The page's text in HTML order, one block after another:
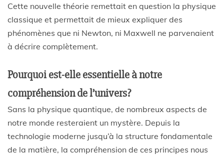
Cette nouvelle théorie remettait en question la physique
classique et permettait de mieux expliquer des
phénomènes que ni Newton, ni Maxwell ne parvenaient
à décrire complètement.
Pourquoi est-elle essentielle à notre
compréhension de l’univers?
Sans la physique quantique, de nombreux aspects de
notre monde resteraient un mystère. Depuis la
technologie moderne jusqu’à la structure fondamentale
de la matière, la compréhension de ces principes nous